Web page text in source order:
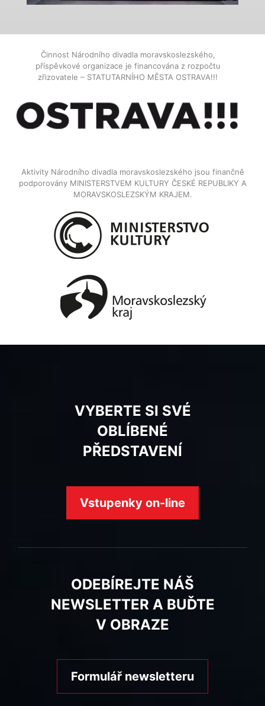
Činnost Národního divadla moravskoslezského,
příspěvkové organizace je financována z rozpočtu
zřizovatele – STATUTARNÍHO MĚSTA OSTRAVA!!!
Aktivity Národního divadla moravskoslezského jsou finančně
podporovány MINISTERSTVEM KULTURY ČESKÉ REPUBLIKY A
MORAVSKOSLEZSKÝM KRAJEM.
VYBERTE SI SVÉ
OBLÍBENÉ
PŘEDSTAVENÍ
Vstupenky on-line
ODEBÍREJTE NÁŠ
NEWSLETTER A BUĎTE
V OBRAZE
Formulář newsletteru